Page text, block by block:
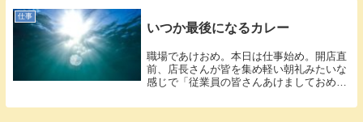
仕事
いつか最後になるカレー
職場であけおめ。本日は仕事始め。開店直
前、店長さんが皆を集め軽い朝礼みたいな
感じで「従業員の皆さんあけましておめで